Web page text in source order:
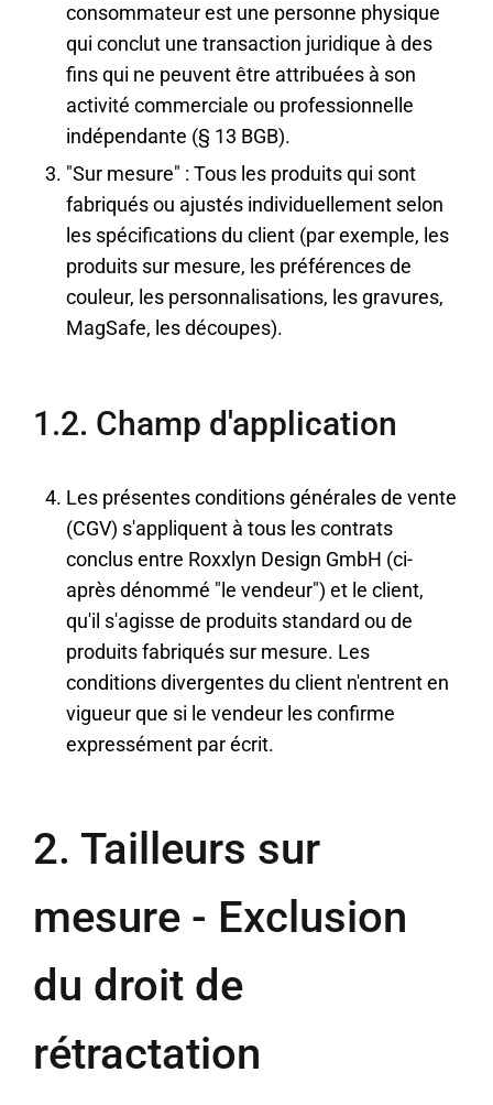
consommateur est une personne physique
qui conclut une transaction juridique à des
fins qui ne peuvent être attribuées à son
activité commerciale ou professionnelle
indépendante (§ 13 BGB).
"Sur mesure" : Tous les produits qui sont
fabriqués ou ajustés individuellement selon
les spécifications du client (par exemple, les
produits sur mesure, les préférences de
couleur, les personnalisations, les gravures,
MagSafe, les découpes).
1.2. Champ d'application
Les présentes conditions générales de vente
(CGV) s'appliquent à tous les contrats
conclus entre Roxxlyn Design GmbH (ci-
après dénommé "le vendeur") et le client,
qu'il s'agisse de produits standard ou de
produits fabriqués sur mesure. Les
conditions divergentes du client n'entrent en
vigueur que si le vendeur les confirme
expressément par écrit.
2. Tailleurs sur
mesure - Exclusion
du droit de
rétractation